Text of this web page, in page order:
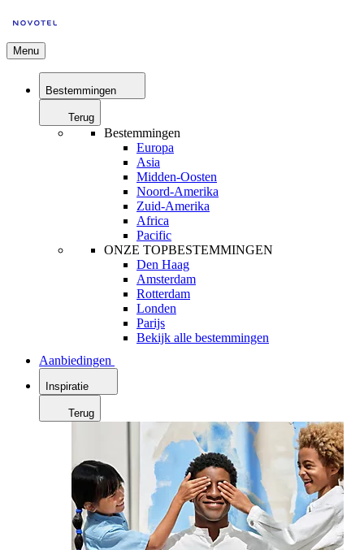
Menu
Bestemmingen
Terug
Bestemmingen
Europa
Asia
Midden-Oosten
Noord-Amerika
Zuid-Amerika
Africa
Pacific
ONZE TOPBESTEMMINGEN
Den Haag
Amsterdam
Rotterdam
Londen
Parijs
Bekijk alle bestemmingen
Aanbiedingen
Inspiratie
Terug